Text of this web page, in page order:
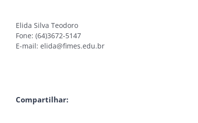
Elida Silva Teodoro
Fone: (64)3672-5147
E-mail: elida@fimes.edu.br
Compartilhar: